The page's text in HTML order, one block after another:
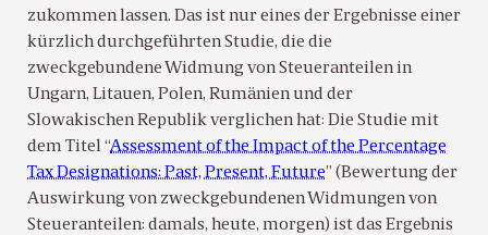
zukommen lassen. Das ist nur eines der Ergebnisse einer
kürzlich durchgeführten Studie, die die
zweckgebundene Widmung von Steueranteilen in
Ungarn, Litauen, Polen, Rumänien und der
Slowakischen Republik verglichen hat: Die Studie mit
dem Titel “Assessment of the Impact of the Percentage
Tax Designations: Past, Present, Future” (Bewertung der
Auswirkung von zweckgebundenen Widmungen von
Steueranteilen: damals, heute, morgen) ist das Ergebnis